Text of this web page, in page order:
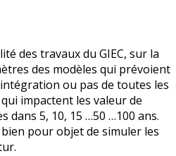
des travaux du GIEC, sur la
des modèles qui prévoient
ou pas de toutes les
impactent les valeur de
dans 5, 10, 15 …50 …100 ans.
pour objet de simuler les